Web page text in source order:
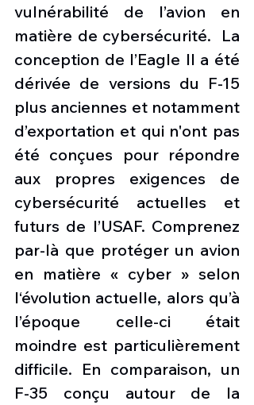
vulnérabilité de l’avion en
matière de cybersécurité.  La
conception de l’Eagle II a été
dérivée de versions du F-15
plus anciennes et notamment
d’exportation et qui n'ont pas
été conçues pour répondre
aux propres exigences de
cybersécurité actuelles et
futurs de l’USAF. Comprenez
par-là que protéger un avion
en matière « cyber » selon
l‘évolution actuelle, alors qu’à
l’époque celle-ci était
moindre est particulièrement
difficile. En comparaison, un
F-35 conçu autour de la